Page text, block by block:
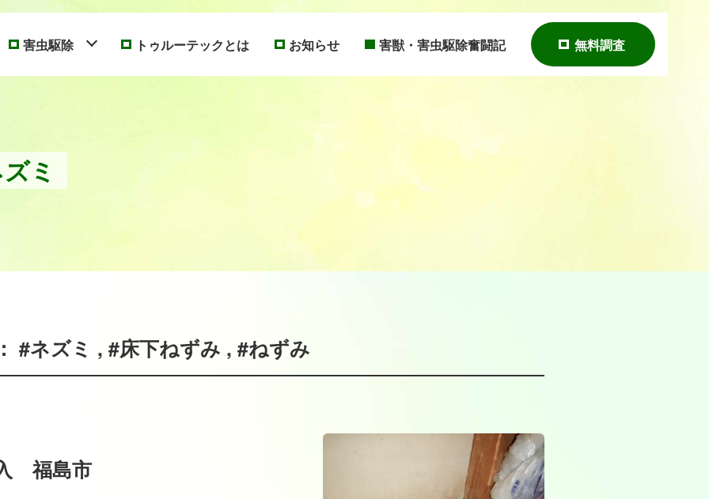
害虫駆除 トゥルーテックとは お知らせ 害獣・害虫駆除奮闘記 無料調査
ミ
#ネズミ , #床下ねずみ , #ねずみ
福島市